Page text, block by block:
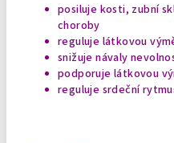
posiluje kosti, zubní
choroby
reguluje látkovou
snižuje návaly
podporuje látkovou
reguluje srdeční